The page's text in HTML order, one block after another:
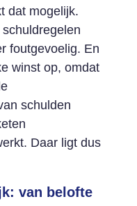
dat mogelijk.
foutgevoelig. En
winst op, omdat
schulden
Daar ligt dus
van belofte